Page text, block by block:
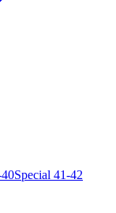
Special 41-42